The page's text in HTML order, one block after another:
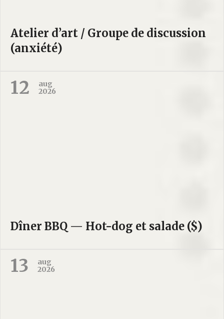
Atelier d’art / Groupe de discussion
(anxiété)
12
aug
2026
Dîner BBQ — Hot-dog et salade ($)
13
aug
2026